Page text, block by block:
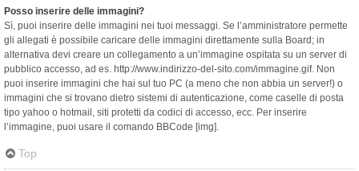
Posso inserire delle immagini?
Sì, puoi inserire delle immagini nei tuoi messaggi. Se l’amministratore permette
gli allegati è possibile caricare delle immagini direttamente sulla Board; in
alternativa devi creare un collegamento a un’immagine ospitata su un server di
pubblico accesso, ad es. http://www.indirizzo-del-sito.com/immagine.gif. Non
puoi inserire immagini che hai sul tuo PC (a meno che non abbia un server!) o
immagini che si trovano dietro sistemi di autenticazione, come caselle di posta
tipo yahoo o hotmail, siti protetti da codici di accesso, ecc. Per inserire
l’immagine, puoi usare il comando BBCode [img].
Top